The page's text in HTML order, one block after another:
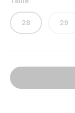
28 29